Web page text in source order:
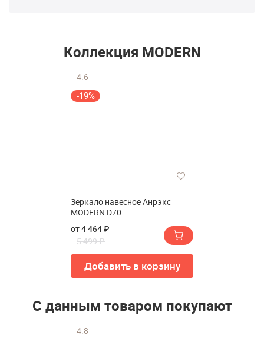
Коллекция MODERN
4.6
-19%
Зеркало навесное Анрэкс
MODERN D70
от 4 464 ₽
5 499 ₽
Добавить в корзину
С данным товаром покупают
4.8